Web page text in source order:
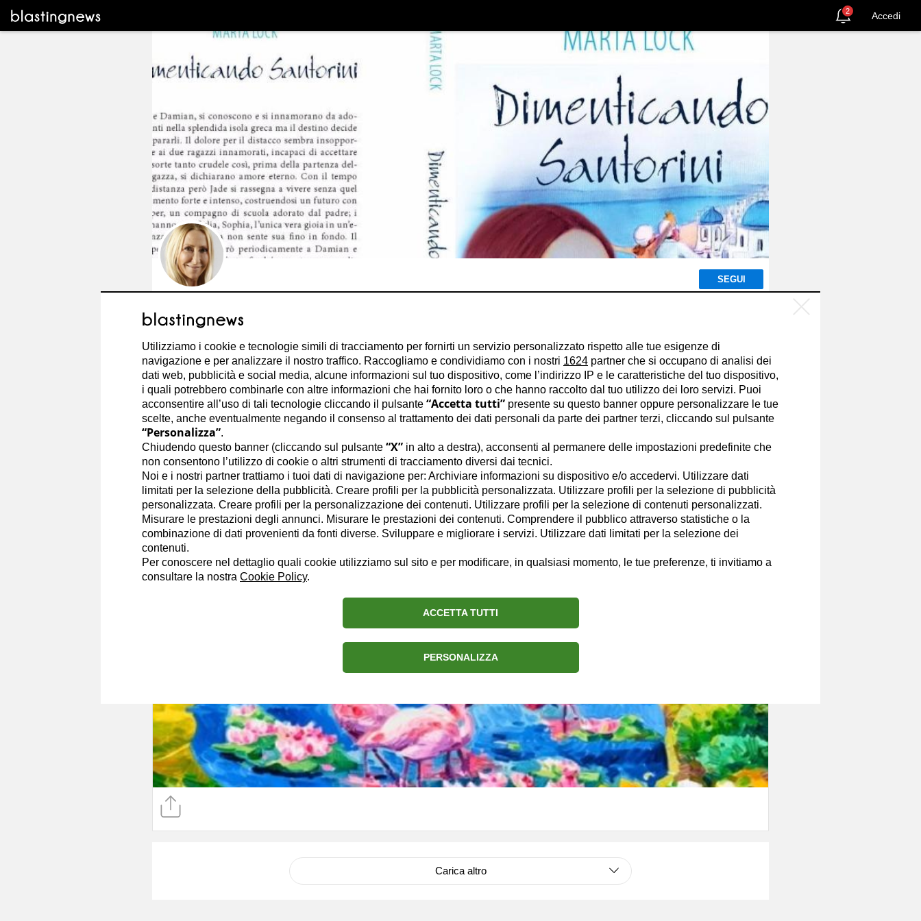
2 Accedi
SEGUI
Romanziera, aforista, autrice della rubrica L'Attimo Fuggente che pubblica ogni lunedì sul suo sito web www.martalock.net, vincitrice di
cinque premi letterari e di un premio alla cultura, appassionata di mostre di pittura che recensisce già da diversi anni. Sei i suoi romanzi
pubblicati: Notte Tunisina, Quell'anno a Cuba, Ritrovarsi a Parigi, Miami Diaries, La sabbia del Messico e Dimenticando Santorini;
Ricomincia da te il suo saggio. E' referente regionale per la Lombardia del Club degli Editoriali, vive a Milano, città che adora.
Portfolio Chi sono Connessioni Canali
Marta Lock
24/4/2017
Athos Faccincani: tutta la luce della pittura
Carica altro
Utilizziamo i cookie e tecnologie simili di tracciamento per fornirti un servizio personalizzato rispetto alle tue esigenze di
navigazione e per analizzare il nostro traffico. Raccogliamo e condividiamo con i nostri 1624 partner che si occupano di analisi dei
dati web, pubblicità e social media, alcune informazioni sul tuo dispositivo, come l’indirizzo IP e le caratteristiche del tuo dispositivo,
i quali potrebbero combinarle con altre informazioni che hai fornito loro o che hanno raccolto dal tuo utilizzo dei loro servizi. Puoi
acconsentire all’uso di tali tecnologie cliccando il pulsante “Accetta tutti” presente su questo banner oppure personalizzare le tue
scelte, anche eventualmente negando il consenso al trattamento dei dati personali da parte dei partner terzi, cliccando sul pulsante
“Personalizza”.
Chiudendo questo banner (cliccando sul pulsante “X” in alto a destra), acconsenti al permanere delle impostazioni predefinite che
non consentono l’utilizzo di cookie o altri strumenti di tracciamento diversi dai tecnici.
Noi e i nostri partner trattiamo i tuoi dati di navigazione per: Archiviare informazioni su dispositivo e/o accedervi. Utilizzare dati
limitati per la selezione della pubblicità. Creare profili per la pubblicità personalizzata. Utilizzare profili per la selezione di pubblicità
personalizzata. Creare profili per la personalizzazione dei contenuti. Utilizzare profili per la selezione di contenuti personalizzati.
Misurare le prestazioni degli annunci. Misurare le prestazioni dei contenuti. Comprendere il pubblico attraverso statistiche o la
combinazione di dati provenienti da fonti diverse. Sviluppare e migliorare i servizi. Utilizzare dati limitati per la selezione dei
contenuti.
Per conoscere nel dettaglio quali cookie utilizziamo sul sito e per modificare, in qualsiasi momento, le tue preferenze, ti invitiamo a
consultare la nostra Cookie Policy.
ACCETTA TUTTI
PERSONALIZZA